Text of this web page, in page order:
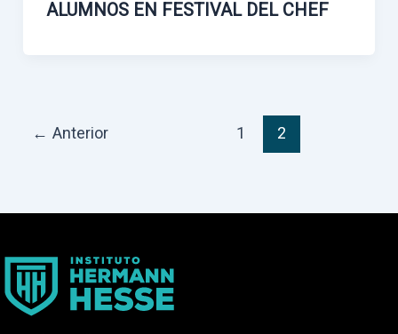
ALUMNOS EN FESTIVAL DEL CHEF
← Anterior 1 2